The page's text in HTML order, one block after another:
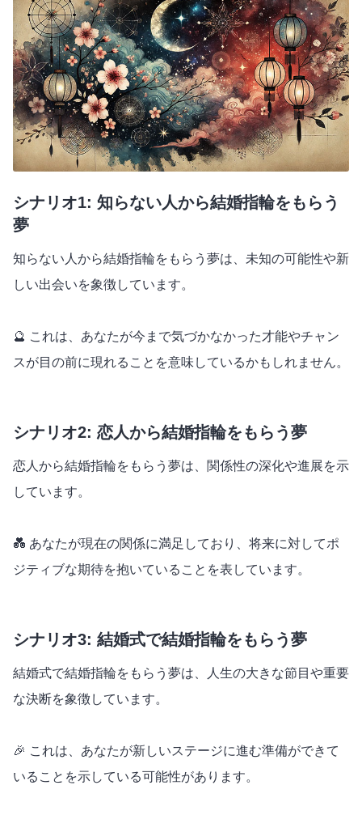
シナリオ1: 知らない人から結婚指輪をもらう
夢
知らない人から結婚指輪をもらう夢は、未知の可能性や新
しい出会いを象徴しています。
🔮 これは、あなたが今まで気づかなかった才能やチャン
スが目の前に現れることを意味しているかもしれません。
シナリオ2: 恋人から結婚指輪をもらう夢
恋人から結婚指輪をもらう夢は、関係性の深化や進展を示
しています。
💑 あなたが現在の関係に満足しており、将来に対してポ
ジティブな期待を抱いていることを表しています。
シナリオ3: 結婚式で結婚指輪をもらう夢
結婚式で結婚指輪をもらう夢は、人生の大きな節目や重要
な決断を象徴しています。
🎉 これは、あなたが新しいステージに進む準備ができて
いることを示している可能性があります。